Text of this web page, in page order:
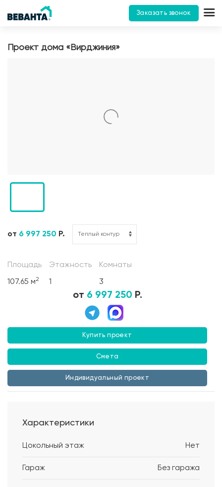
Заказать звонок
Проект дома «Вирджиния»
от 6 997 250 Р.
Площадь
107.65 м2
Этажность
1
Комнаты
3
от 6 997 250 Р.
Купить проект
Смета
Индивидуальный проект
Характеристики
Цокольный этаж Нет
Гараж Без гаража